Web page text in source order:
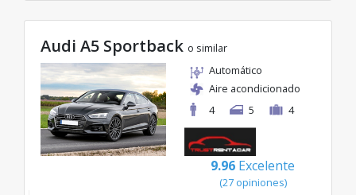
Audi A5 Sportback o similar
Automático
Aire acondicionado
4
5 4
9.96 Excelente
(27 opiniones)